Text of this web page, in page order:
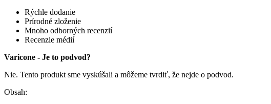
Rýchle dodanie
Prírodné zloženie
Mnoho odborných recenzií
Recenzie médií
Varicone - Je to podvod?
Nie. Tento produkt sme vyskúšali a môžeme tvrdiť, že nejde o podvod.
Obsah: